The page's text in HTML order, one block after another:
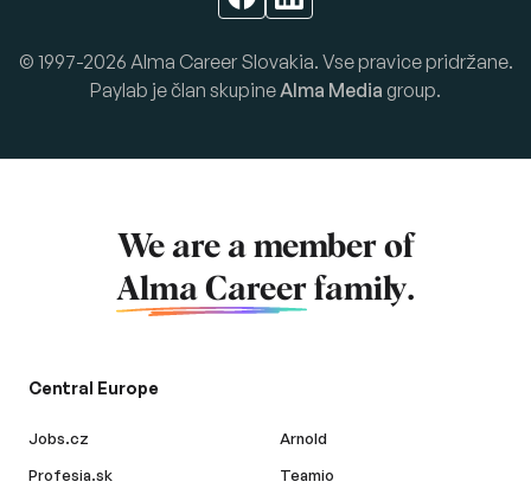
© 1997-2026 Alma Career Slovakia. Vse pravice pridržane.
Paylab je član skupineAlma Media group.
We are a member of
Alma Career family.
Central Europe
Jobs.cz
Profesia.sk
Arnold
Teamio